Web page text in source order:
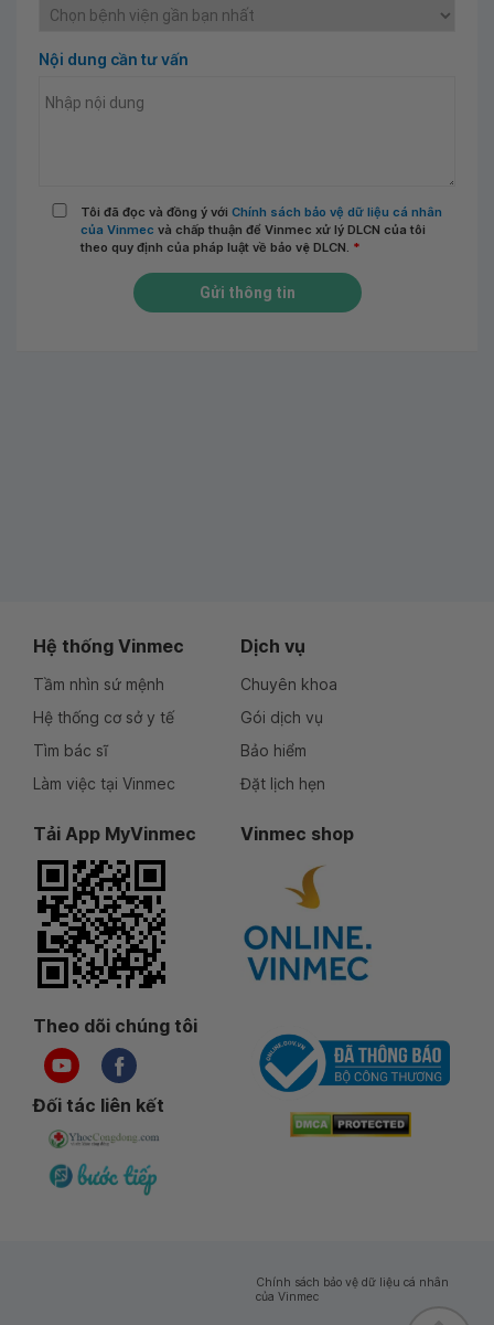
Nội dung cần tư vấn
Tôi đã đọc và đồng ý với Chính sách bảo vệ dữ liệu cá nhân
của Vinmec và chấp thuận để Vinmec xử lý DLCN của tôi
theo quy định của pháp luật về bảo vệ DLCN. *
Gửi thông tin
Hệ thống Vinmec
Tầm nhìn sứ mệnh
Hệ thống cơ sở y tế
Tìm bác sĩ
Làm việc tại Vinmec
Dịch vụ
Chuyên khoa
Gói dịch vụ
Bảo hiểm
Đặt lịch hẹn
Tải App MyVinmec Vinmec shop
Theo dõi chúng tôi
Đối tác liên kết
Chính sách bảo vệ dữ liệu cá nhân
của Vinmec